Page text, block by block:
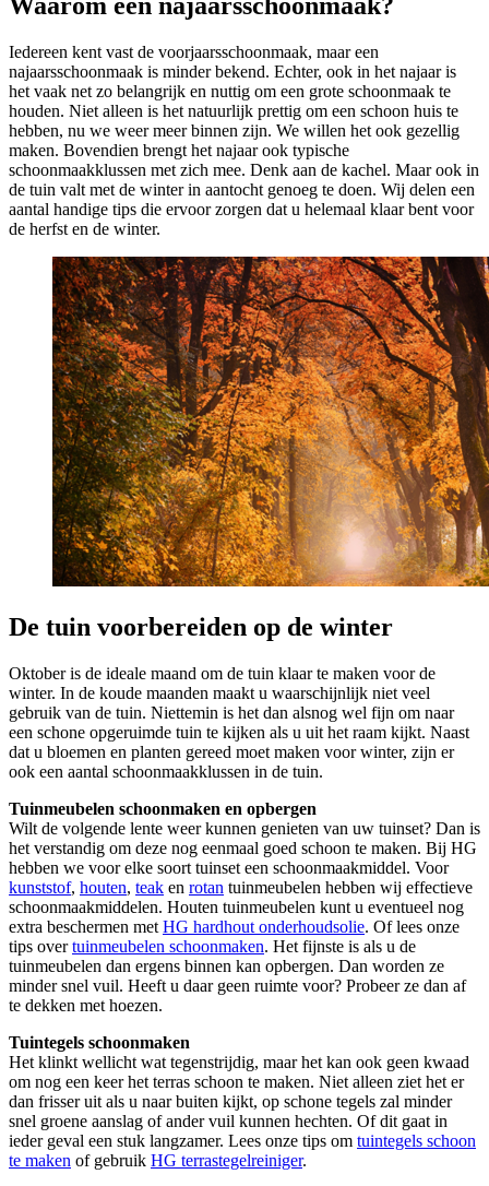
Iedereen kent vast de voorjaarsschoonmaak, maar een
najaarsschoonmaak is minder bekend. Echter, ook in het najaar is
het vaak net zo belangrijk en nuttig om een grote schoonmaak te
houden. Niet alleen is het natuurlijk prettig om een schoon huis te
hebben, nu we weer meer binnen zijn. We willen het ook gezellig
maken. Bovendien brengt het najaar ook typische
schoonmaakklussen met zich mee. Denk aan de kachel. Maar ook in
de tuin valt met de winter in aantocht genoeg te doen. Wij delen een
aantal handige tips die ervoor zorgen dat u helemaal klaar bent voor
de herfst en de winter.
De tuin voorbereiden op de winter
Oktober is de ideale maand om de tuin klaar te maken voor de
winter. In de koude maanden maakt u waarschijnlijk niet veel
gebruik van de tuin. Niettemin is het dan alsnog wel fijn om naar
een schone opgeruimde tuin te kijken als u uit het raam kijkt. Naast
dat u bloemen en planten gereed moet maken voor winter, zijn er
ook een aantal schoonmaakklussen in de tuin.
Tuinmeubelen schoonmaken en opbergen
Wilt de volgende lente weer kunnen genieten van uw tuinset? Dan is
het verstandig om deze nog eenmaal goed schoon te maken. Bij HG
hebben we voor elke soort tuinset een schoonmaakmiddel. Voor
kunststof, houten, teak en rotan tuinmeubelen hebben wij effectieve
schoonmaakmiddelen. Houten tuinmeubelen kunt u eventueel nog
extra beschermen met HG hardhout onderhoudsolie. Of lees onze
tips overtuinmeubelen schoonmaken. Het fijnste is als u de
tuinmeubelen dan ergens binnen kan opbergen. Dan worden ze
minder snel vuil. Heeft u daar geen ruimte voor? Probeer ze dan af
te dekken met hoezen.
Tuintegels schoonmaken
Het klinkt wellicht wat tegenstrijdig, maar het kan ook geen kwaad
om nog een keer het terras schoon te maken. Niet alleen ziet het er
dan frisser uit als u naar buiten kijkt, op schone tegels zal minder
snel groene aanslag of ander vuil kunnen hechten. Of dit gaat in
ieder geval een stuk langzamer. Lees onze tips om tuintegels schoon
te maken of gebruik HG terrastegelreiniger.